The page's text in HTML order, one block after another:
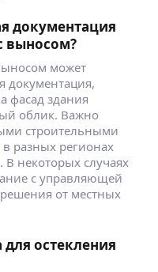
документация
выносом?
может
документация,
фасад здания
облик. Важно
строительными
разных регионах
В некоторых случаях
с управляющей
от местных
остекления